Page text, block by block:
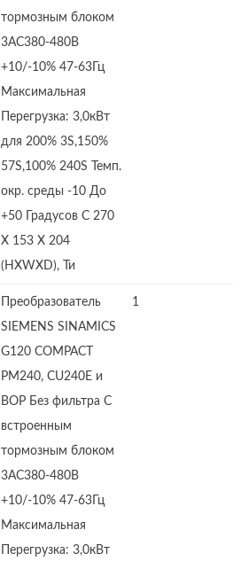
тормозным блоком
3AC380-480В
+10/-10% 47-63Гц
Максимальная
Перегрузка: 3,0кВт
для 200% 3S,150%
57S,100% 240S Темп.
окр. среды -10 До
+50 Градусов C 270
X 153 X 204
(HXWXD), Ти
Преобразователь
SIEMENS SINAMICS
G120 COMPACT
PM240, CU240E и
BOP Без фильтра С
встроенным
тормозным блоком
3AC380-480В
+10/-10% 47-63Гц
Максимальная
Перегрузка: 3,0кВт
1